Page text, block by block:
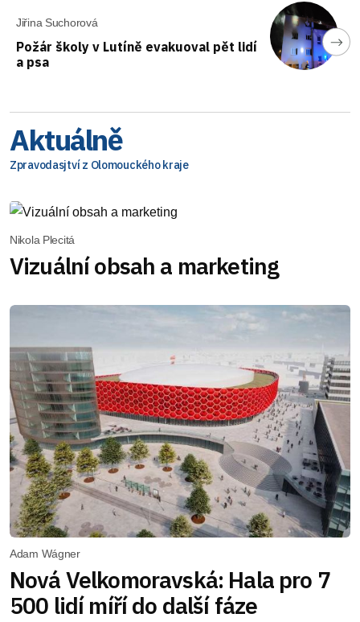
Jiřina Suchorová
Požár školy v Lutíně evakuoval pět lidí
a psa
Aktuálně
Zpravodasjtví z Olomouckého kraje
Nikola Plecitá
Vizuální obsah a marketing
Adam Wágner
Nová Velkomoravská: Hala pro 7
500 lidí míří do další fáze